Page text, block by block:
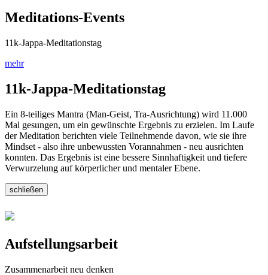
Meditations-Events
11k-Jappa-Meditationstag
mehr
11k-Jappa-Meditationstag
Ein 8-teiliges Mantra (Man-Geist, Tra-Ausrichtung) wird 11.000
Mal gesungen, um ein gewünschte Ergebnis zu erzielen. Im Laufe
der Meditation berichten viele Teilnehmende davon, wie sie ihre
Mindset - also ihre unbewussten Vorannahmen - neu ausrichten
konnten. Das Ergebnis ist eine bessere Sinnhaftigkeit und tiefere
Verwurzelung auf körperlicher und mentaler Ebene.
schließen
Aufstellungsarbeit
Zusammenarbeit neu denken